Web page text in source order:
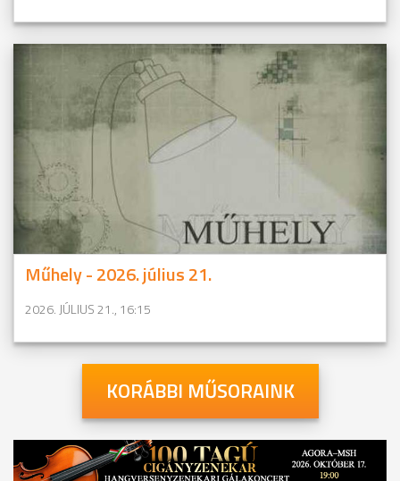
Műhely - 2026. július 21.
2026. JÚLIUS 21., 16:15
KORÁBBI MŰSORAINK